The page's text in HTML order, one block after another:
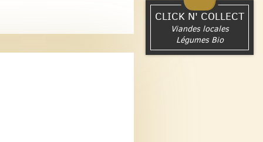
CLICK N' COLLECT
Viandes locales
Légumes Bio